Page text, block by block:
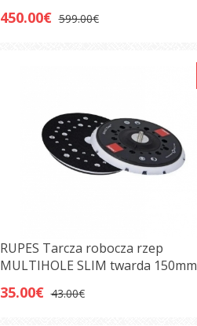
450.00€ 599.00€
RUPES Tarcza robocza rzep
MULTIHOLE SLIM twarda 150mm
35.00€ 43.00€